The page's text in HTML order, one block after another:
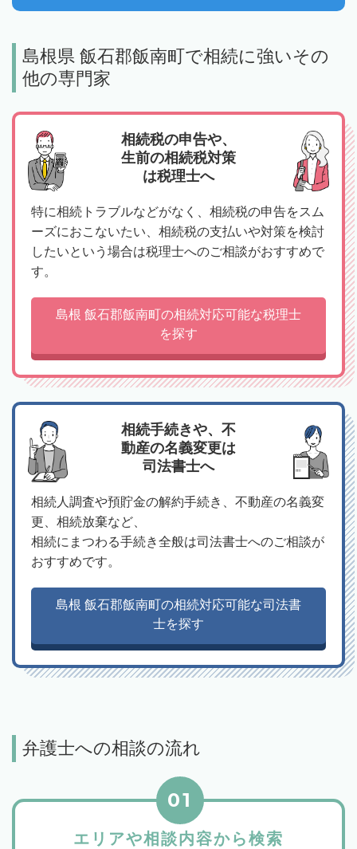
島根県 飯石郡飯南町で相続に強いその
他の専門家
相続税の申告や、
生前の相続税対策
は税理士へ
特に相続トラブルなどがなく、相続税の申告をスム
ーズにおこないたい、相続税の支払いや対策を検討
したいという場合は税理士へのご相談がおすすめで
す。
島根 飯石郡飯南町の相続対応可能な税理士
を探す
相続手続きや、不
動産の名義変更は
司法書士へ
相続人調査や預貯金の解約手続き、不動産の名義変
更、相続放棄など、
相続にまつわる手続き全般は司法書士へのご相談が
おすすめです。
島根 飯石郡飯南町の相続対応可能な司法書
士を探す
弁護士への相談の流れ
エリアや相談内容から検索
01